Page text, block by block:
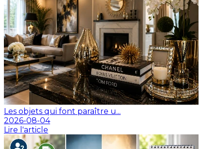
Les objets qui font paraître u...
2026-08-04
Lire l'article